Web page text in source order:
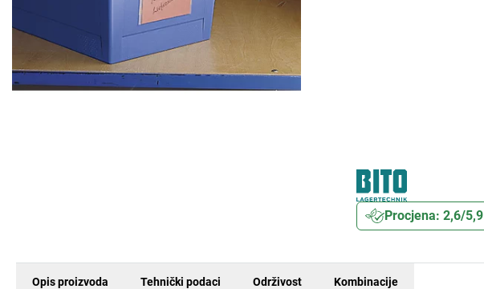
Procjena: 2,6/5,9
Opis proizvoda Tehnički podaci Održivost Kombinacije